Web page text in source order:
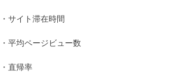
・サイト滞在時間
・平均ページビュー数
・直帰率